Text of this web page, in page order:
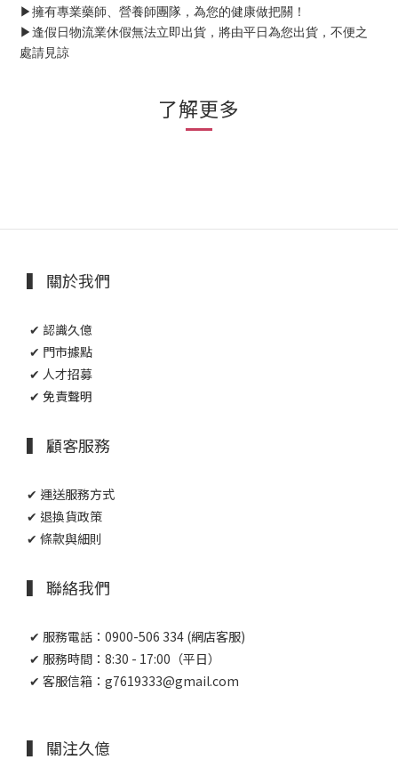
▶擁有專業藥師、營養師團隊，為您的健康做把關！
▶逢假日物流業休假無法立即出貨，將由平日為您出貨，不便之
處請見諒
了解更多
▍ 關於我們
✔ 認識久億
✔ 門市據點
✔ 人才招募
✔ 免責聲明
▍ 顧客服務
✔ 運送服務方式
✔ 退換貨政策
✔ 條款與細則
▍ 聯絡我們
✔ 服務電話：0900-506 334 (網店客服)
✔ 服務時間：8:30 - 17:00（平日）
✔ 客服信箱：g7619333@gmail.com
▍ 關注久億